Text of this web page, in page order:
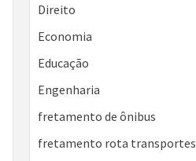
Direito
Economia
Educação
Engenharia
fretamento de ônibus
fretamento rota transportes